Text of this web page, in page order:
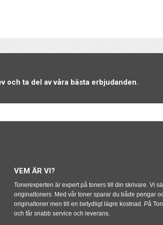
och ta del av våra bästa erbjudanden.
VEM ÄR VI?
Tonerexperten är expert på toners till din skrivare. Vi
originaltoners. Med vår toner sparar du både pengar
originaltoner men till en betydligt lägre kostnad. På
och får snabb service och leverans.